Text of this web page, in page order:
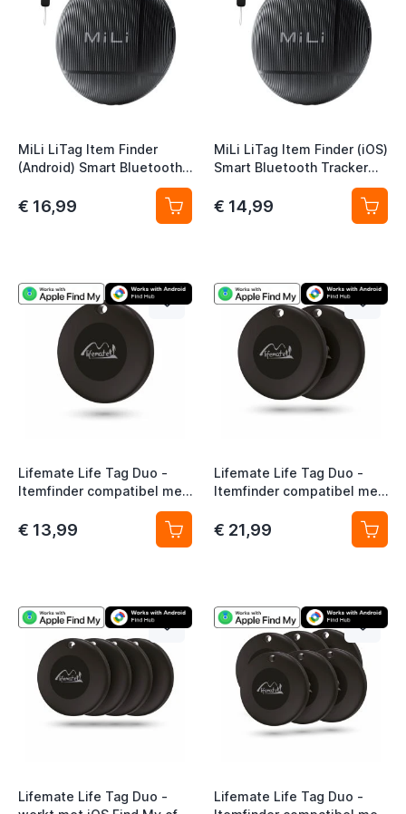
MiLi LiTag Item Finder
(Android) Smart Bluetooth
Tracker for Google Find
Hub - 1 Pack
€ 16,99
MiLi LiTag Item Finder (iOS)
Smart Bluetooth Tracker
voor Apple Find My - 1 Pack
€ 14,99
Lifemate Life Tag Duo -
Itemfinder compatibel met
€ 13,99
Lifemate Life Tag Duo -
Itemfinder compatibel met
€ 21,99
Lifemate Life Tag Duo -
Lifemate Life Tag Duo -